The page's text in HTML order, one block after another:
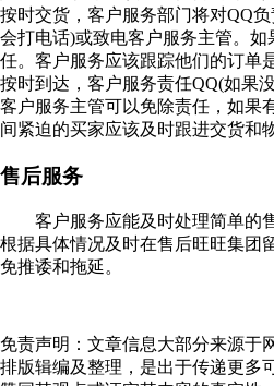
按时交货，客户服务部门将对QQ
会打电话)或致电客户服务主管。
任。客户服务应该跟踪他们的订单
按时到达，客户服务责任QQ(如果
客户服务主管可以免除责任，如果
间紧迫的买家应该及时跟进交货和
售后服务
客户服务应能及时处理简单的
根据具体情况及时在售后旺旺集团
免推诿和拖延。
免责声明：文章信息大部分来源于
排版辑编及整理，是出于传递更多